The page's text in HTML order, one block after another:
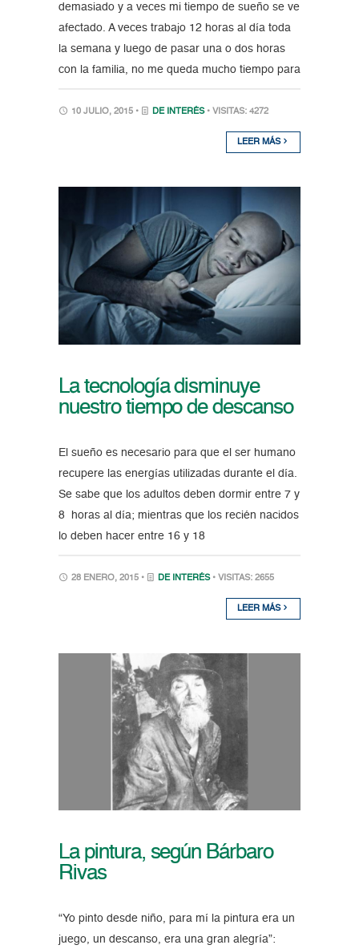
demasiado y a veces mi tiempo de sueño se ve
afectado. A veces trabajo 12 horas al día toda
la semana y luego de pasar una o dos horas
con la familia, no me queda mucho tiempo para
10 JULIO, 2015 • DE INTERÉS • VISITAS: 4272
LEER MÁS
La tecnología disminuye
nuestro tiempo de descanso
El sueño es necesario para que el ser humano
recupere las energías utilizadas durante el día.
Se sabe que los adultos deben dormir entre 7 y
8 horas al día; mientras que los recién nacidos
lo deben hacer entre 16 y 18
28 ENERO, 2015 • DE INTERÉS • VISITAS: 2655
LEER MÁS
La pintura, según Bárbaro
Rivas
“Yo pinto desde niño, para mí la pintura era un
juego, un descanso, era una gran alegría”: